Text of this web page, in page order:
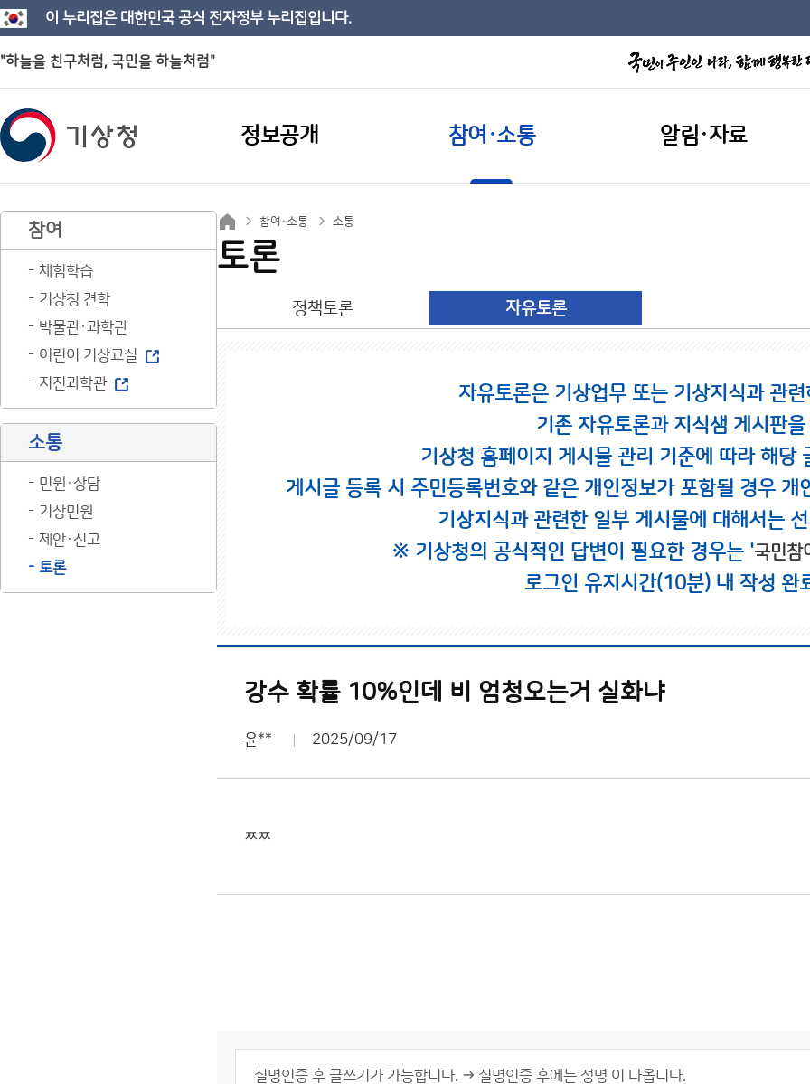
이 누리집은 대한민국 공식 전자정부 누리집입니다.
"하늘을 친구처럼, 국민을 하늘처럼"
정보공개 참여·소통 알림·자료
참여
체험학습
기상청 견학
박물관·과학관
어린이 기상교실
지진과학관
소통
민원·상담
기상민원
제안·신고
토론
참여·소통 소통
토론
정책토론 자유토론
자유토론은 기상업무 또는 기상지식과 관
기존 자유토론과 지식샘 게시판
기상청 홈페이지 게시물 관리 기준에 따라 해당
게시글 등록 시 주민등록번호와 같은 개인정보가 포함될 경우
기상지식과 관련한 일부 게시물에 대해서는
※ 기상청의 공식적인 답변이 필요한 경우는 '국민참
로그인 유지시간(10분) 내 작성 완
강수 확률 10%인데 비 엄청오는거 실화냐
윤** 2025/09/17
ㅉㅉ